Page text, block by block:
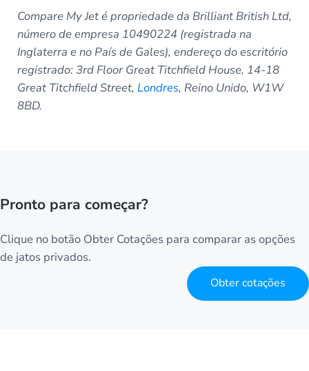
Compare My Jet é propriedade da Brilliant British Ltd,
número de empresa 10490224 (registrada na
Inglaterra e no País de Gales), endereço do escritório
registrado: 3rd Floor Great Titchfield House, 14-18
Great Titchfield Street, Londres, Reino Unido, W1W
8BD.
Pronto para começar?
Clique no botão Obter Cotações para comparar as opções
de jatos privados.
Obter cotações